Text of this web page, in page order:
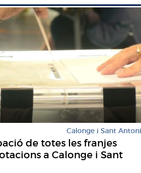
Calonge i Sant Antoni
de totes les franjes
a Calonge i Sant